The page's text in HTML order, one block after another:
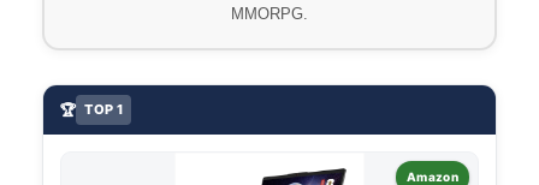
MMORPG.
🏆 TOP 1
Amazon